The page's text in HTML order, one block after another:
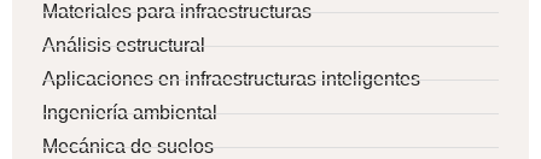
Materiales para infraestructuras
Análisis estructural
Aplicaciones en infraestructuras inteligentes
Ingeniería ambiental
Mecánica de suelos